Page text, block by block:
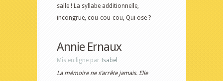
salle ! La syllabe additionnelle,
incongrue, cou-cou-cou, Qui ose ?
Annie Ernaux
Mis en ligne par Isabel
La mémoire ne s’arrête jamais. Elle